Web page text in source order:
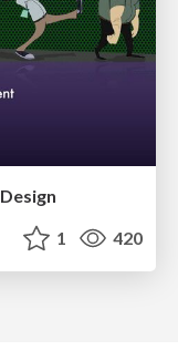
1 420